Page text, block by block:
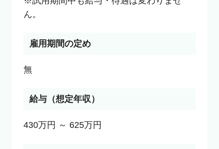
ん。
雇用期間の定め
無
給与（想定年収）
430万円 ～ 625万円